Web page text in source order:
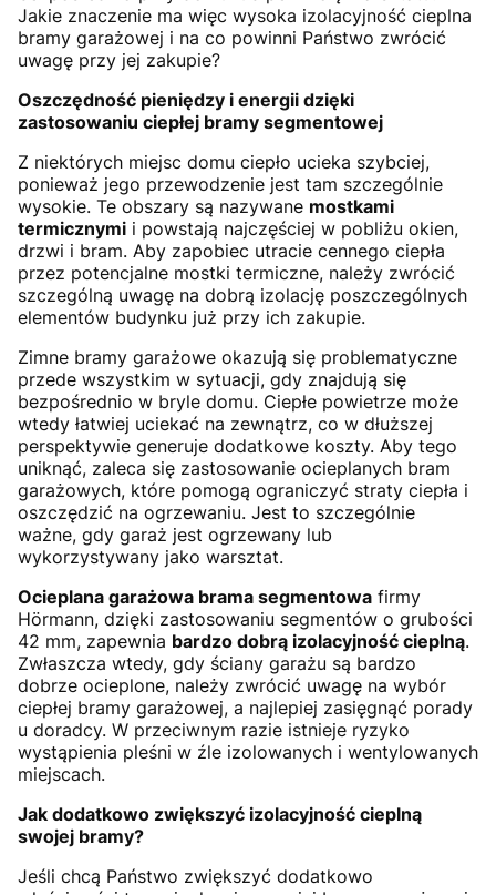
Jakie znaczenie ma więc wysoka izolacyjność cieplna
bramy garażowej i na co powinni Państwo zwrócić
uwagę przy jej zakupie?
Oszczędność pieniędzy i energii dzięki
zastosowaniu ciepłej bramy segmentowej
Z niektórych miejsc domu ciepło ucieka szybciej,
ponieważ jego przewodzenie jest tam szczególnie
wysokie. Te obszary są nazywane mostkami
termicznymi i powstają najczęściej w pobliżu okien,
drzwi i bram. Aby zapobiec utracie cennego ciepła
przez potencjalne mostki termiczne, należy zwrócić
szczególną uwagę na dobrą izolację poszczególnych
elementów budynku już przy ich zakupie.
Zimne bramy garażowe okazują się problematyczne
przede wszystkim w sytuacji, gdy znajdują się
bezpośrednio w bryle domu. Ciepłe powietrze może
wtedy łatwiej uciekać na zewnątrz, co w dłuższej
perspektywie generuje dodatkowe koszty. Aby tego
uniknąć, zaleca się zastosowanie ocieplanych bram
garażowych, które pomogą ograniczyć straty ciepła i
oszczędzić na ogrzewaniu. Jest to szczególnie
ważne, gdy garaż jest ogrzewany lub
wykorzystywany jako warsztat.
Ocieplana garażowa brama segmentowa firmy
Hörmann, dzięki zastosowaniu segmentów o grubości
42 mm, zapewnia bardzo dobrą izolacyjność cieplną.
Zwłaszcza wtedy, gdy ściany garażu są bardzo
dobrze ocieplone, należy zwrócić uwagę na wybór
ciepłej bramy garażowej, a najlepiej zasięgnąć porady
u doradcy. W przeciwnym razie istnieje ryzyko
wystąpienia pleśni w źle izolowanych i wentylowanych
miejscach.
Jak dodatkowo zwiększyć izolacyjność cieplną
swojej bramy?
Jeśli chcą Państwo zwiększyć dodatkowo